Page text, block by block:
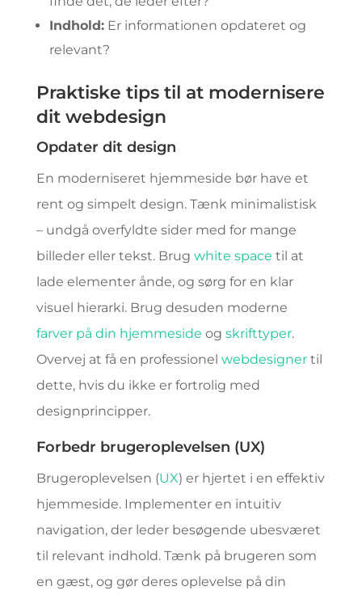
Indhold:Er informationen opdateret og
relevant?
Praktiske tips til at modernisere
dit webdesign
Opdater dit design
En moderniseret hjemmeside bør have et
rent og simpelt design. Tænk minimalistisk
– undgå overfyldte sider med for mange
billeder eller tekst. Brug white space til at
lade elementer ånde, og sørg for en klar
visuel hierarki. Brug desuden moderne
farver på din hjemmeside og skrifttyper.
Overvej at få en professionel webdesignertil
dette, hvis du ikke er fortrolig med
designprincipper.
Forbedr brugeroplevelsen (UX)
Brugeroplevelsen (UX) er hjertet i en effektiv
hjemmeside. Implementer en intuitiv
navigation, der leder besøgende ubesværet
til relevant indhold. Tænk på brugeren som
en gæst, og gør deres oplevelse på din